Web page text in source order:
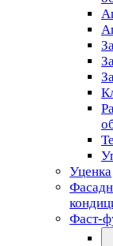
Уценка
Фаст-